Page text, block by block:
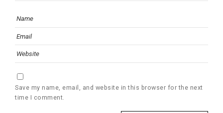
Save my name, email, and website in this browser for the next
time I comment.